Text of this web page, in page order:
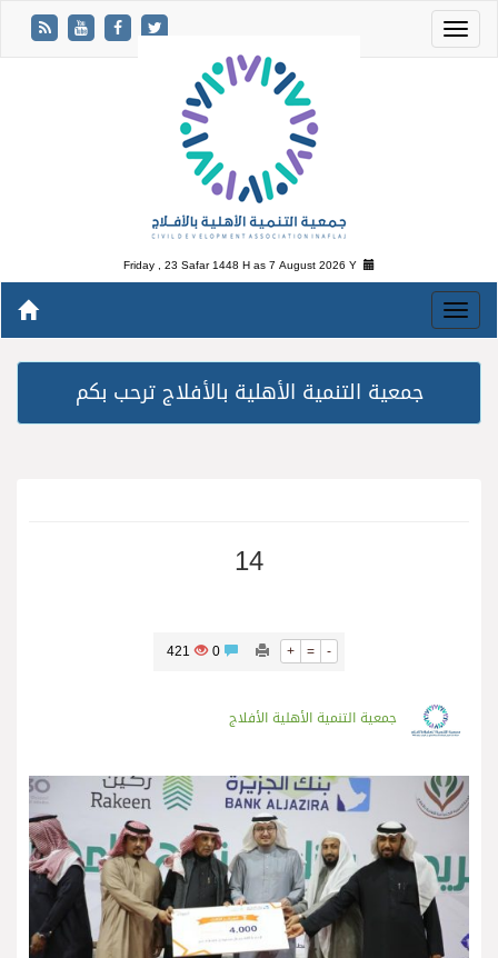
Friday , 23 Safar 1448 H as7 August 2026 Y
جمعية التنمية الأهلية بالأفلاج ترحب بكم
14
+ = -
421
جمعية التنمية الأهلية الأفلاج